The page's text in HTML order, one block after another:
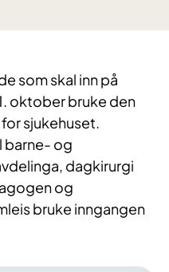
som skal inn på
oktober bruke den
sjukehuset.
barne- og
dagkirurgi
og
bruke inngangen